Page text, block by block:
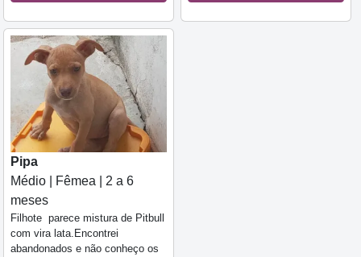
Pipa
Médio | Fêmea | 2 a 6
meses
Filhote parece mistura de Pitbull
com vira lata.Encontrei
abandonados e não conheço os